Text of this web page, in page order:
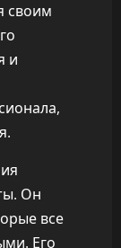
своим
и
Он
все
Его